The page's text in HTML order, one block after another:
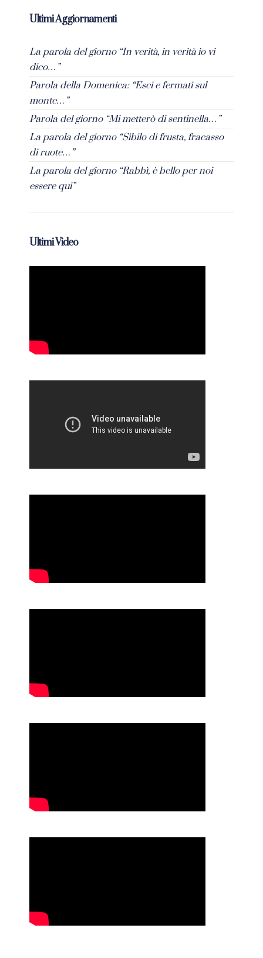
Ultimi Aggiornamenti
La parola del giorno “In verità, in verità io vi
dico…”
Parola della Domenica: “Esci e fermati sul
monte…”
Parola del giorno “Mi metterò di sentinella…”
La parola del giorno “Sibilo di frusta, fracasso
di ruote…”
La parola del giorno “Rabbì, è bello per noi
essere qui”
Ultimi Video